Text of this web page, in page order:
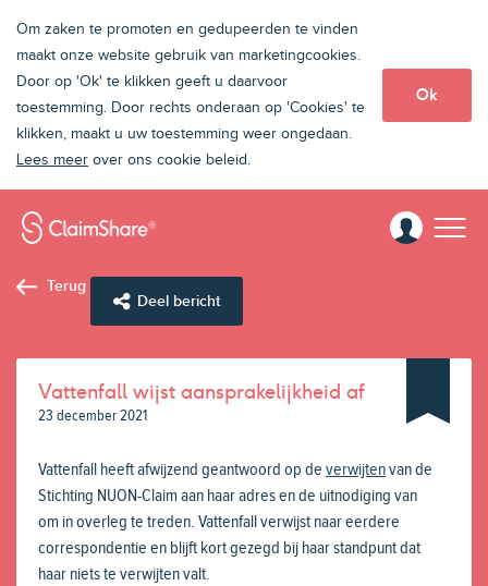
Om zaken te promoten en gedupeerden te vinden
maakt onze website gebruik van marketingcookies.
Door op 'Ok' te klikken geeft u daarvoor
toestemming. Door rechts onderaan op 'Cookies' te
klikken, maakt u uw toestemming weer ongedaan.
Lees meer over ons cookie beleid.
Ok
Terug
Deel bericht
Vattenfall wijst aansprakelijkheid af
23 december 2021
Vattenfall heeft afwijzend geantwoord op de verwijtenvan de
Stichting NUON-Claim aan haar adres en de uitnodiging van
om in overleg te treden. Vattenfall verwijst naar eerdere
correspondentie en blijft kort gezegd bij haar standpunt dat
haar niets te verwijten valt.